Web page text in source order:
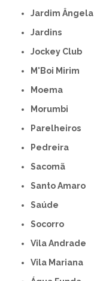
Jardim Ângela
Jardins
Jockey Club
M'Boi Mirim
Moema
Morumbi
Parelheiros
Pedreira
Sacomã
Santo Amaro
Saúde
Socorro
Vila Andrade
Vila Mariana